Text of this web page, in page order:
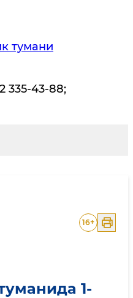
тумани
335-43-88;
16+
1-